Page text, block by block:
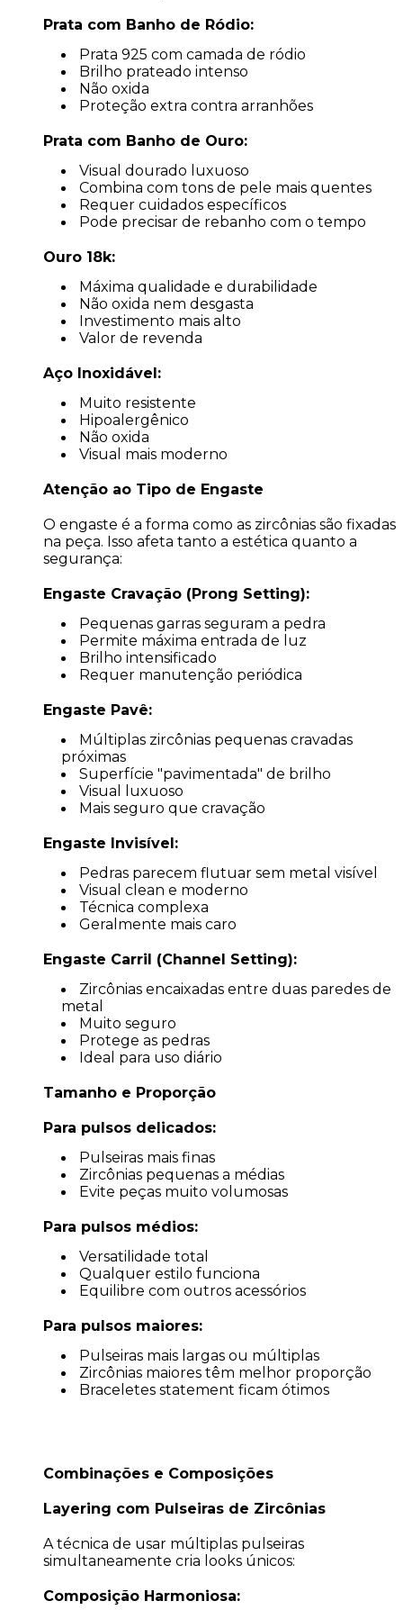
Prata com Banho de Ródio:
Prata 925 com camada de ródio
Brilho prateado intenso
Não oxida
Proteção extra contra arranhões
Prata com Banho de Ouro:
Visual dourado luxuoso
Combina com tons de pele mais quentes
Requer cuidados específicos
Pode precisar de rebanho com o tempo
Ouro 18k:
Máxima qualidade e durabilidade
Não oxida nem desgasta
Investimento mais alto
Valor de revenda
Aço Inoxidável:
Muito resistente
Hipoalergênico
Não oxida
Visual mais moderno
Atenção ao Tipo de Engaste
O engaste é a forma como as zircônias são fixadas
na peça. Isso afeta tanto a estética quanto a
segurança:
Engaste Cravação (Prong Setting):
Pequenas garras seguram a pedra
Permite máxima entrada de luz
Brilho intensificado
Requer manutenção periódica
Engaste Pavê:
Múltiplas zircônias pequenas cravadas
próximas
Superfície "pavimentada" de brilho
Visual luxuoso
Mais seguro que cravação
Engaste Invisível:
Pedras parecem flutuar sem metal visível
Visual clean e moderno
Técnica complexa
Geralmente mais caro
Engaste Carril (Channel Setting):
Zircônias encaixadas entre duas paredes de
metal
Muito seguro
Protege as pedras
Ideal para uso diário
Tamanho e Proporção
Para pulsos delicados:
Pulseiras mais finas
Zircônias pequenas a médias
Evite peças muito volumosas
Para pulsos médios:
Versatilidade total
Qualquer estilo funciona
Equilibre com outros acessórios
Para pulsos maiores:
Pulseiras mais largas ou múltiplas
Zircônias maiores têm melhor proporção
Braceletes statement ficam ótimos
Combinações e Composições
Layering com Pulseiras de Zircônias
A técnica de usar múltiplas pulseiras
simultaneamente cria looks únicos:
Composição Harmoniosa: